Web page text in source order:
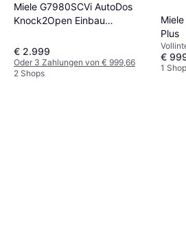
Miele G7980SCVi AutoDos
Knock2Open Einbau
€ 2.999
Oder 3 Zahlungen von € 999,66
2 Shops
Plus
€
1 Shop